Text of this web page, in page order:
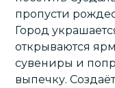
пропусти
Город
открываются
сувениры и
выпечку.